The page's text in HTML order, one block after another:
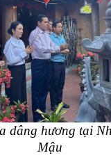
dâng hương tại
Mậu